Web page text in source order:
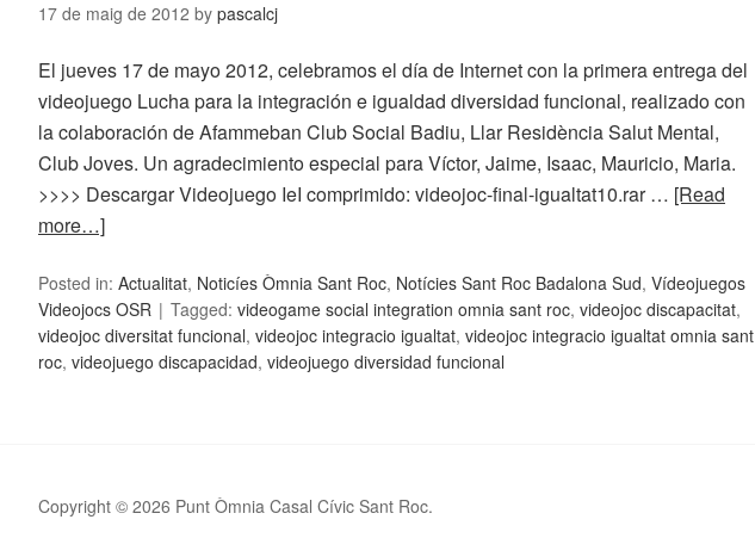
17 de maig de 2012 by pascalcj
El jueves 17 de mayo 2012, celebramos el día de Internet con la primera entrega del
videojuego Lucha para la integración e igualdad diversidad funcional, realizado con
la colaboración de Afammeban Club Social Badiu, Llar Residència Salut Mental,
Club Joves. Un agradecimiento especial para Víctor, Jaime, Isaac, Mauricio, Maria.
>>>> Descargar Videojuego IeI comprimido: videojoc-final-igualtat10.rar … [Read
more…]
Posted in: Actualitat, Noticíes Òmnia Sant Roc, Notícies Sant Roc Badalona Sud, Vídeojuegos
Videojocs OSR
Tagged: videogame social integration omnia sant roc, videojoc discapacitat,
videojoc diversitat funcional, videojoc integracio igualtat, videojoc integracio igualtat omnia sant
roc, videojuego discapacidad, videojuego diversidad funcional
Copyright © 2026 Punt Òmnia Casal Cívic Sant Roc.